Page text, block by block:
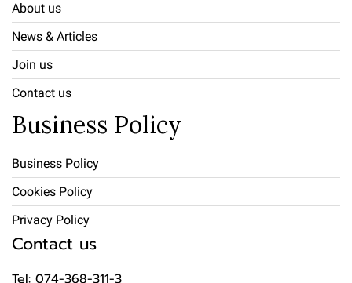
About us
News & Articles
Join us
Contact us
Business Policy
Business Policy
Cookies Policy
Privacy Policy
Contact us